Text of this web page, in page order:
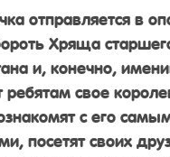
отправляется в
Хряща
и, конечно,
свое
с его
посетят своих